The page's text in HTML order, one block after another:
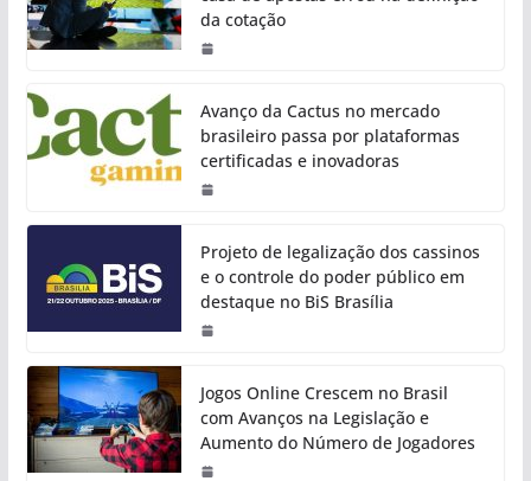
da cotação
Avanço da Cactus no mercado
brasileiro passa por plataformas
certificadas e inovadoras
Projeto de legalização dos cassinos
e o controle do poder público em
destaque no BiS Brasília
Jogos Online Crescem no Brasil
com Avanços na Legislação e
Aumento do Número de Jogadores